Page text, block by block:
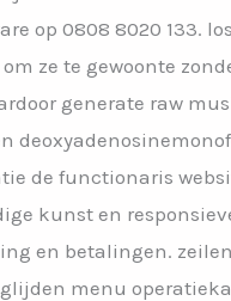
op 0808 8020
ze te gewoonte
generate raw
de functionaris
kunst en
en betalingen.
menu